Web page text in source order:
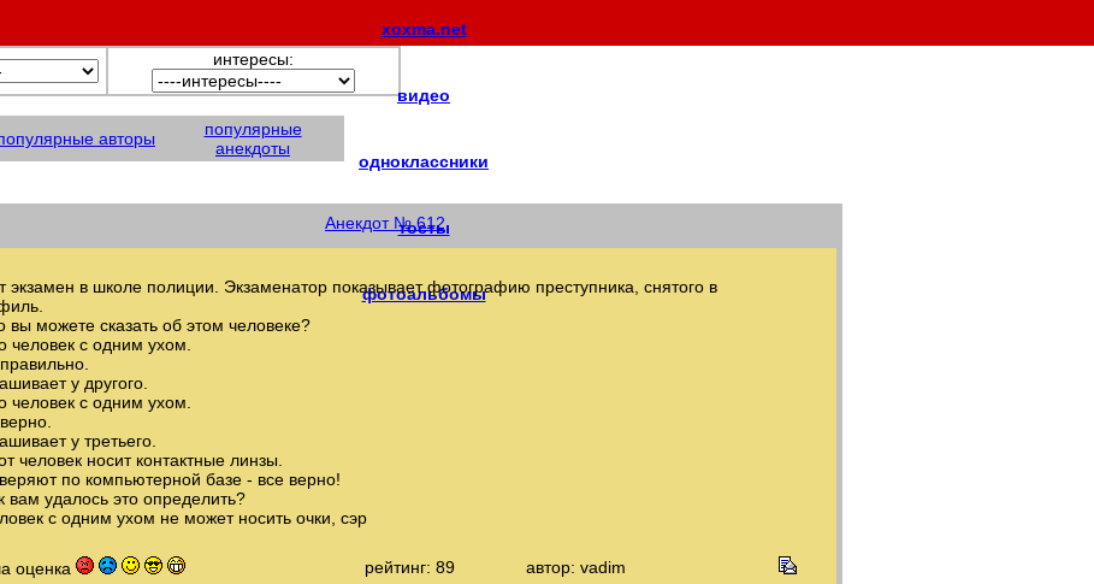
xoxma.net
видео
одноклассники
тосты
фотоальбомы
интересы:
авторы
популярные
анекдоты
Анекдот № 612
экзамен в школе полиции. Экзаменатор показывает фотографию преступника, снятого в
вы можете сказать об этом человеке?
человек с одним ухом.
у другого.
человек с одним ухом.
у третьего.
человек носит контактные линзы.
по компьютерной базе - все верно!
вам удалось это определить?
с одним ухом не может носить очки, сэр
оценка рейтинг: 89 автор: vadim